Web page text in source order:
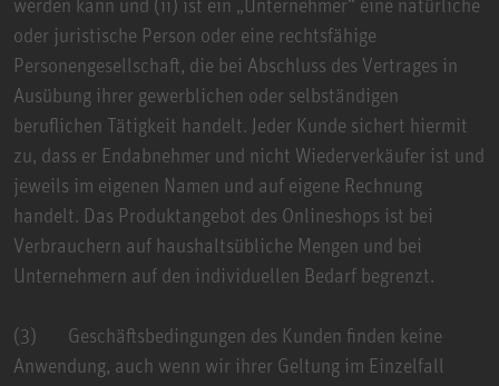
oder juristische Person oder eine rechtsfähige
Personengesellschaft, die bei Abschluss des Vertrages in
Ausübung ihrer gewerblichen oder selbständigen
beruflichen Tätigkeit handelt. Jeder Kunde sichert hiermit
zu, dass er Endabnehmer und nicht Wiederverkäufer ist und
jeweils im eigenen Namen und auf eigene Rechnung
handelt. Das Produktangebot des Onlineshops ist bei
Verbrauchern auf haushaltsübliche Mengen und bei
Unternehmern auf den individuellen Bedarf begrenzt.
(3) Geschäftsbedingungen des Kunden finden keine
Anwendung, auch wenn wir ihrer Geltung im Einzelfall